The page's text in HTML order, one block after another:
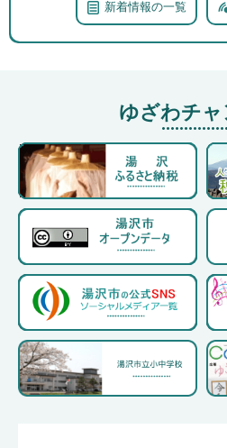
2026年8月6日更新
2026年8月5日更新
9月の月イチ♪コンサート「オータ
2026年8月5日更新
指定暑熱避難施設（クーリングシ
2026年8月4日更新
子育て支援総合センターすこやか
2026年8月4日更新
湯沢市非核・平和都市事業「平和
2026年8月4日更新
湯沢駅周辺複合施設建設工事の進
点）
新着情報の一覧
ゆざわチ